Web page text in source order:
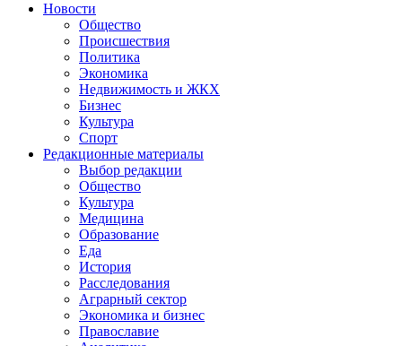
Новости
Общество
Происшествия
Политика
Экономика
Недвижимость и ЖКХ
Бизнес
Культура
Спорт
Редакционные материалы
Выбор редакции
Общество
Культура
Медицина
Образование
Еда
История
Расследования
Аграрный сектор
Экономика и бизнес
Православие